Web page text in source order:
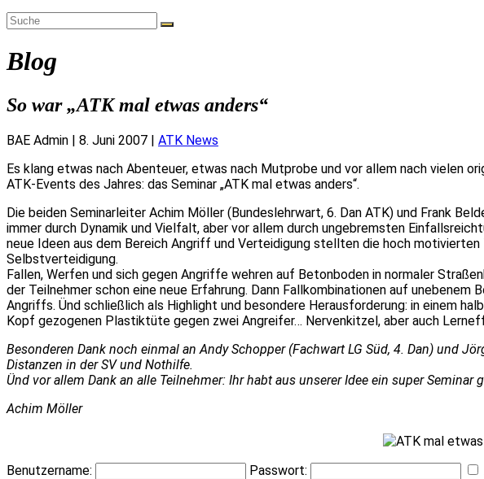
Blog
So war „ATK mal etwas anders“
BAE Admin | 8. Juni 2007 | ATK News
Es klang etwas nach Abenteuer, etwas nach Mutprobe und vor allem nach vielen
ATK-Events des Jahres: das Seminar „ATK mal etwas anders“.
Die beiden Seminarleiter Achim Möller (Bundeslehrwart, 6. Dan ATK) und Frank
immer durch Dynamik und Vielfalt, aber vor allem durch ungebremsten
neue Ideen aus dem Bereich Angriff und Verteidigung stellten die hoch
Selbstverteidigung.
Fallen, Werfen und sich gegen Angriffe wehren auf Betonboden in normaler
der Teilnehmer schon eine neue Erfahrung. Dann Fallkombinationen auf
Angriffs. Ünd schließlich als Highlight und besondere Herausforderung: in einem
Kopf gezogenen Plastiktüte gegen zwei Angreifer… Nervenkitzel, aber auch
Besonderen Dank noch einmal an Andy Schopper (Fachwart LG Süd, 4. Dan) und
Distanzen in der SV und Nothilfe.
Ünd vor allem Dank an alle Teilnehmer: Ihr habt aus unserer Idee ein super Seminar
Achim Möller
Benutzername: Passwort: